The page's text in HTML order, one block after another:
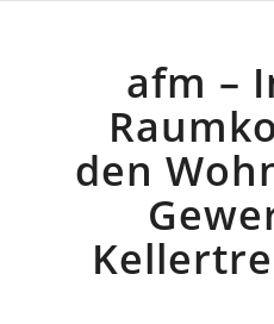
afm –
den